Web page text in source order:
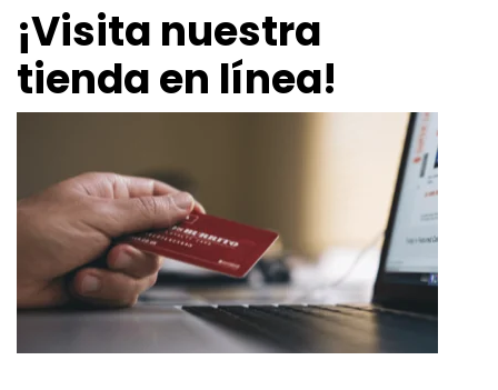
¡Visita nuestra
tienda en línea!